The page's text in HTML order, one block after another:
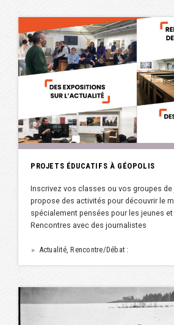
PROJETS ÉDUCATIFS À GÉOPOLIS
Inscrivez vos classes ou vos groupes
propose des activités pour découvrir le
spécialement pensées pour les jeunes
Rencontres avec des journalistes
► Actualité, Rencontre/Débat :